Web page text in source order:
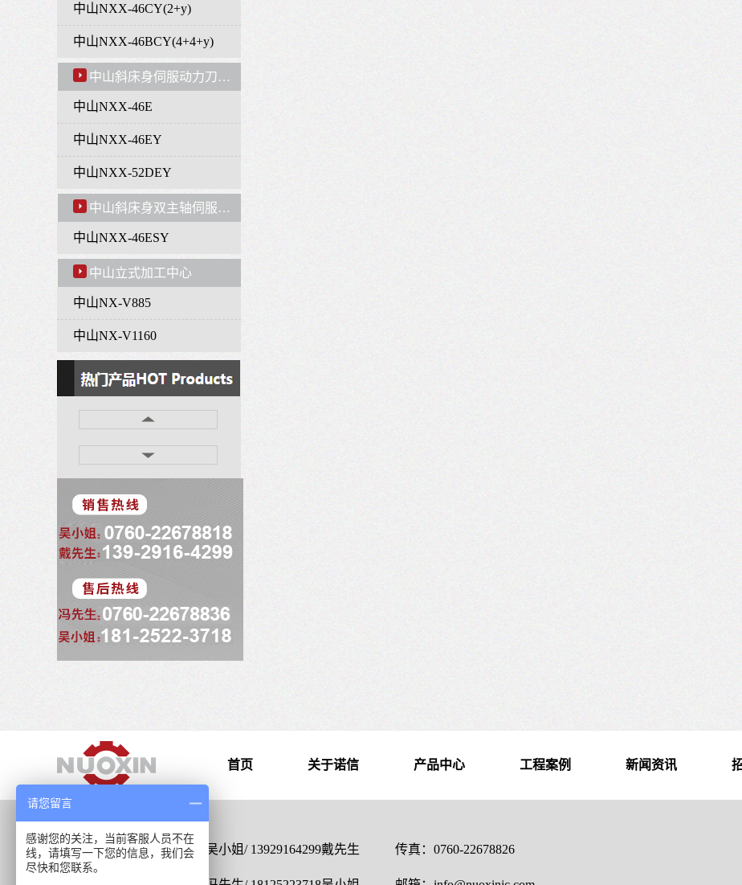
中山NXX-46CY(2+y)
中山NXX-46BCY(4+4+y)
中山斜床身伺服动力刀塔车铣复合数控机床
中山NXX-46E
中山NXX-46EY
中山NXX-52DEY
中山斜床身双主轴伺服动力刀塔车铣复合数控机床
中山NXX-46ESY
中山立式加工中心
中山NX-V885
中山NX-V1160
首页 关于诺信 产品中心 工程案例 新闻资讯
销售热线：0760-22678818 吴小姐/ 13929164299戴先生 传真：0760-22678826
请您留言
感谢您的关注，当前客服人员不在
线，请填写一下您的信息，我们会
尽快和您联系。